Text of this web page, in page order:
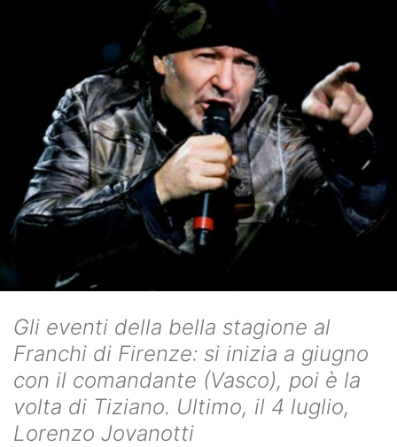
Gli eventi della bella stagione al
Franchi di Firenze: si inizia a giugno
con il comandante (Vasco), poi è la
volta di Tiziano. Ultimo, il 4 luglio,
Lorenzo Jovanotti